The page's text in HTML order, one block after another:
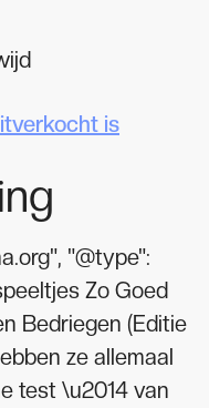
is
"@type":
Zo Goed
Bedriegen (Editie
ze allemaal
test \u2014 van